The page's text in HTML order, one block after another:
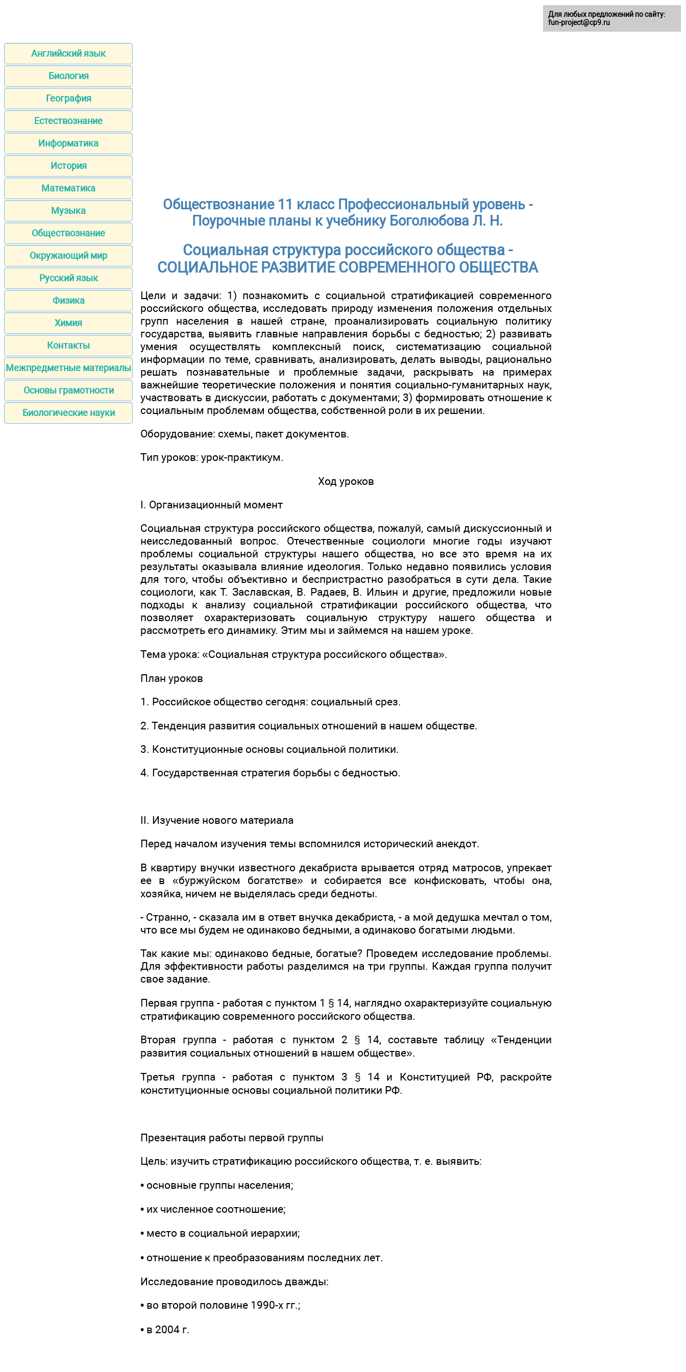
Английский язык
Биология
География
Естествознание
Информатика
История
Математика
Музыка
Обществознание
Окружающий мир
Русский язык
Физика
Химия
Контакты
Межпредметные материалы
Основы грамотности
Биологические науки
Обществознание 11 класс Профессиональный уровень -
Поурочные планы к учебнику Боголюбова Л. Н.
Социальная структура российского общества -
СОЦИАЛЬНОЕ РАЗВИТИЕ СОВРЕМЕННОГО ОБЩЕСТВА
Цели и задачи: 1) познакомить с социальной стратификацией современного
российского общества, исследовать природу изменения положения отдельных
групп населения в нашей стране, проанализировать социальную политику
государства, выявить главные направления борьбы с бедностью; 2) развивать
умения осуществлять комплексный поиск, систематизацию социальной
информации по теме, сравнивать, анализировать, делать выводы, рационально
решать познавательные и проблемные задачи, раскрывать на примерах
важнейшие теоретические положения и понятия социально-гуманитарных наук,
участвовать в дискуссии, работать с документами; 3) формировать отношение к
социальным проблемам общества, собственной роли в их решении.
Оборудование: схемы, пакет документов.
Тип уроков: урок-практикум.
Ход уроков
I. Организационный момент
Социальная структура российского общества, пожалуй, самый дискуссионный и
неисследованный вопрос. Отечественные социологи многие годы изучают
проблемы социальной структуры нашего общества, но все это время на их
результаты оказывала влияние идеология. Только недавно появились условия
для того, чтобы объективно и беспристрастно разобраться в сути дела. Такие
социологи, как Т. Заславская, В. Радаев, В. Ильин и другие, предложили новые
подходы к анализу социальной стратификации российского общества, что
позволяет охарактеризовать социальную структуру нашего общества и
рассмотреть его динамику. Этим мы и займемся на нашем уроке.
Тема урока: «Социальная структура российского общества».
План уроков
1. Российское общество сегодня: социальный срез.
2. Тенденция развития социальных отношений в нашем обществе.
3. Конституционные основы социальной политики.
4. Государственная стратегия борьбы с бедностью.
II. Изучение нового материала
Перед началом изучения темы вспомнился исторический анекдот.
В квартиру внучки известного декабриста врывается отряд матросов, упрекает
ее в «буржуйском богатстве» и собирается все конфисковать, чтобы она,
хозяйка, ничем не выделялась среди бедноты.
- Странно, - сказала им в ответ внучка декабриста, - а мой дедушка мечтал о том,
что все мы будем не одинаково бедными, а одинаково богатыми людьми.
Так какие мы: одинаково бедные, богатые? Проведем исследование проблемы.
Для эффективности работы разделимся на три группы. Каждая группа получит
свое задание.
Первая группа - работая с пунктом 1 § 14, наглядно охарактеризуйте социальную
стратификацию современного российского общества.
Вторая группа - работая с пунктом 2 § 14, составьте таблицу «Тенденции
развития социальных отношений в нашем обществе».
Третья группа - работая с пунктом 3 § 14 и Конституцией РФ, раскройте
конституционные основы социальной политики РФ.
Презентация работы первой группы
Цель: изучить стратификацию российского общества, т. е. выявить:
• основные группы населения;
• их численное соотношение;
• место в социальной иерархии;
• отношение к преобразованиям последних лет.
Исследование проводилось дважды:
• во второй половине 1990-х гг.;
• в 2004 г.
Для любых предложений по сайту:
fun-project@cp9.ru